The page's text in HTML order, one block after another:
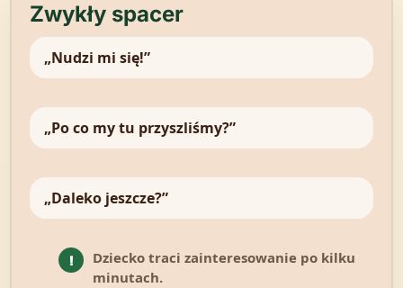
Zwykły spacer
„Nudzi mi się!”
„Po co my tu przyszliśmy?”
„Daleko jeszcze?”
!
Dziecko traci zainteresowanie po kilku
minutach.